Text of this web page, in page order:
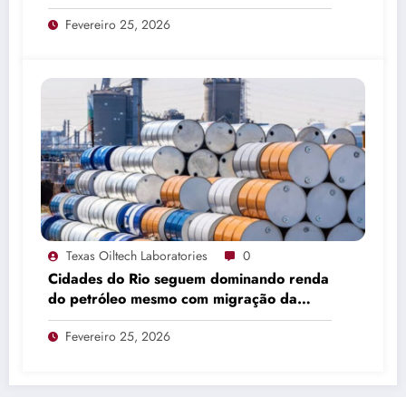
Fevereiro 25, 2026
Texas Oiltech Laboratories 0
Cidades do Rio seguem dominando renda
do petróleo mesmo com migração da
produção
Fevereiro 25, 2026